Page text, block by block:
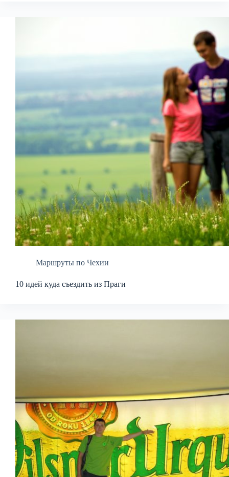
Маршруты по Чехии
10 идей куда съездить из Праги